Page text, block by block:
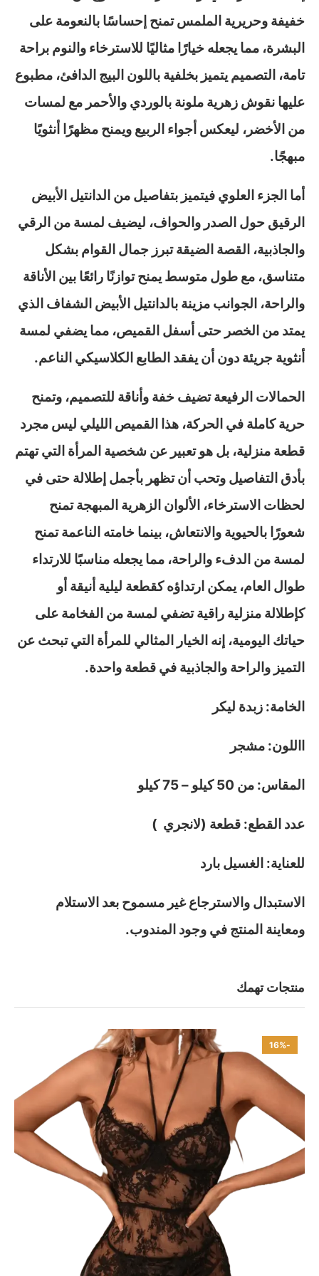
خفيفة وحريرية الملمس تمنح إحساسًا بالنعومة على
البشرة، مما يجعله خيارًا مثاليًا للاسترخاء والنوم براحة
تامة، التصميم يتميز بخلفية باللون البيج الدافئ، مطبوع
عليها نقوش زهرية ملونة بالوردي والأحمر مع لمسات
من الأخضر، ليعكس أجواء الربيع ويمنح مظهرًا أنثويًا
مبهجًا.
أما الجزء العلوي فيتميز بتفاصيل من الدانتيل الأبيض
الرقيق حول الصدر والحواف، ليضيف لمسة من الرقي
والجاذبية، القصة الضيقة تبرز جمال القوام بشكل
متناسق، مع طول متوسط يمنح توازنًا رائعًا بين الأناقة
والراحة، الجوانب مزينة بالدانتيل الأبيض الشفاف الذي
يمتد من الخصر حتى أسفل القميص، مما يضفي لمسة
أنثوية جريئة دون أن يفقد الطابع الكلاسيكي الناعم.
الحمالات الرفيعة تضيف خفة وأناقة للتصميم، وتمنح
حرية كاملة في الحركة، هذا القميص الليلي ليس مجرد
قطعة منزلية، بل هو تعبير عن شخصية المرأة التي تهتم
بأدق التفاصيل وتحب أن تظهر بأجمل إطلالة حتى في
لحظات الاسترخاء، الألوان الزهرية المبهجة تمنح
شعورًا بالحيوية والانتعاش، بينما خامته الناعمة تمنح
لمسة من الدفء والراحة، مما يجعله مناسبًا للارتداء
طوال العام، يمكن ارتداؤه كقطعة ليلية أنيقة أو
كإطلالة منزلية راقية تضفي لمسة من الفخامة على
حياتك اليومية، إنه الخيار المثالي للمرأة التي تبحث عن
التميز والراحة والجاذبية في قطعة واحدة.
الخامة: زبدة ليكر
االلون: مشجر
المقاس: من 50 كيلو – 75 كيلو
عدد القطع: قطعة (لانجري )
للعناية: الغسيل بارد
الاستبدال والاسترجاع غير مسموح بعد الاستلام
ومعاينة المنتج في وجود المندوب.
منتجات تهمك
-16%